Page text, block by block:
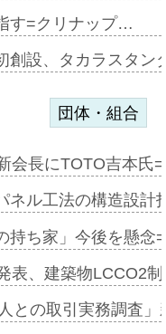
す=クリナップ…
創設、タカラスタ
団体・組合
会長にTOTO吉本氏
ネル工法の構造設
持ち家」今後を懸
表、建築物LCCO2
との取引実務調査